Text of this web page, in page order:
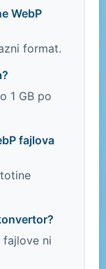
WebP
format.
1 GB po
fajlova
fajlove ni